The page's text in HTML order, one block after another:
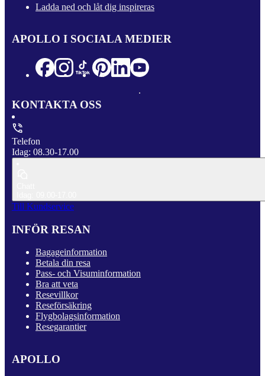
Ladda ned och låt dig inspireras
APOLLO I SOCIALA MEDIER
KONTAKTA OSS
Telefon
Idag: 08.30-17.00
Till Kundservice
INFÖR RESAN
Bagageinformation
Betala din resa
Pass- och Visuminformation
Bra att veta
Resevillkor
Reseförsäkring
Flygbolagsinformation
Resegarantier
APOLLO